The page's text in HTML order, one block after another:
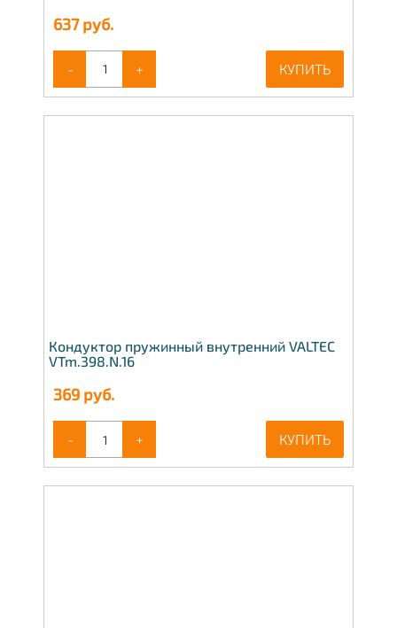
637руб.
- + КУПИТЬ
Кондуктор пружинный внутренний VALTEC
VTm.398.N.16
369 руб.
- + КУПИТЬ